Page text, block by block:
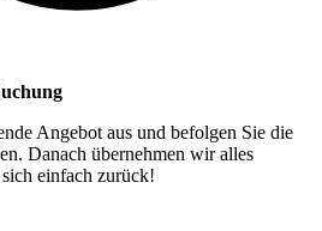
Angebot aus und befolgen Sie die
Danach übernehmen wir alles
einfach zurück!